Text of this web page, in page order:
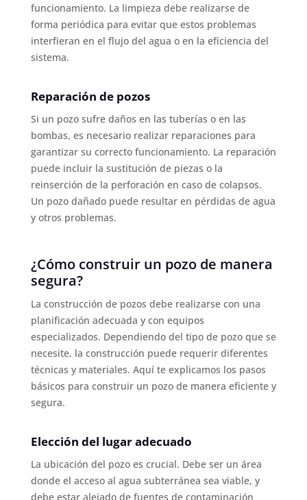
funcionamiento. La limpieza debe realizarse de
forma periódica para evitar que estos problemas
interfieran en el flujo del agua o en la eficiencia del
sistema.
Reparación de pozos
Si un pozo sufre daños en las tuberías o en las
bombas, es necesario realizar reparaciones para
garantizar su correcto funcionamiento. La reparación
puede incluir la sustitución de piezas o la
reinserción de la perforación en caso de colapsos.
Un pozo dañado puede resultar en pérdidas de agua
y otros problemas.
¿Cómo construir un pozo de manera
segura?
La construcción de pozos debe realizarse con una
planificación adecuada y con equipos
especializados. Dependiendo del tipo de pozo que se
necesite, la construcción puede requerir diferentes
técnicas y materiales. Aquí te explicamos los pasos
básicos para construir un pozo de manera eficiente y
segura.
Elección del lugar adecuado
La ubicación del pozo es crucial. Debe ser un área
donde el acceso al agua subterránea sea viable, y
debe estar alejado de fuentes de contaminación